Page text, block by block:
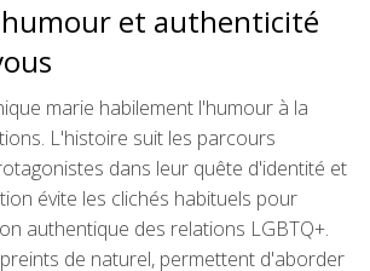
humour et authenticité
marie habilement l'humour à la
L'histoire suit les parcours
dans leur quête d'identité et
évite les clichés habituels pour
authentique des relations LGBTQ+.
de naturel, permettent d'aborder